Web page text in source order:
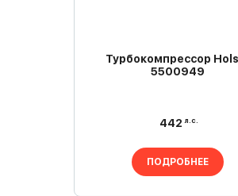
Турбокомпрессор
5500949
442л.с.
ПОДРОБНЕЕ